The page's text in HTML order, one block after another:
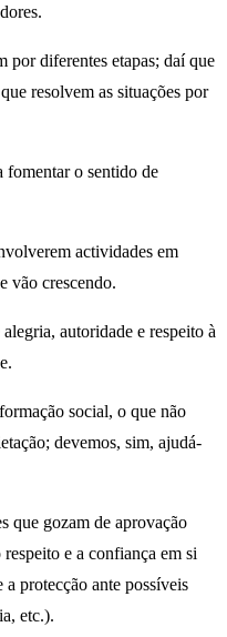
por diferentes etapas; daí que
resolvem as situações por
fomentar o sentido de
actividades em
vão crescendo.
autoridade e respeito à
social, o que não
devemos, sim, ajudá-
que gozam de aprovação
e a confiança em si
protecção ante possíveis
etc.).